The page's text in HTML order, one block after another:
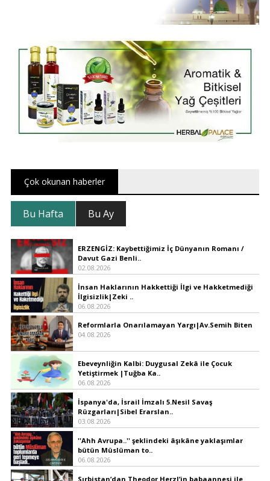
Çok okunan haberler
Bu Hafta Bu Ay
ERZENGİZ: Kaybettiğimiz İç Dünyanın Romanı /
Davut Gazi Benli..
02.08.2026
İnsan Haklarının Hakkettiği İlgi ve Hakketmediği
İlgisizlik|Zeki ..
06.08.2026
Reformlarla Onarılamayan Yargı|Av.Semih Biten
04.08.2026
Ebeveynliğin Kalbi: Duygusal Zekâ ile Çocuk
Yetiştirmek |Tuğba Ka..
06.08.2026
İspanya'da, İsrail İmzalı 5.Nesil Savaş
Rüzgarları|Sibel Erarslan..
03.08.2026
''Ahh Avrupa..'' şeklindeki âşıkâne yaklaşımlar
bütün Müslüman to..
06.08.2026
Sırbistan’dan Theodor Herzl’in babaannesi ile